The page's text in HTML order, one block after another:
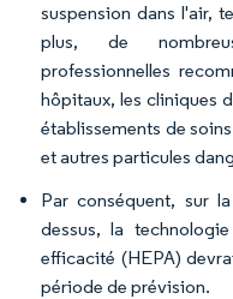
suspension dans l'air,
plus, de
professionnelles
hôpitaux, les cliniques
établissements de
et autres particules
Par conséquent, sur
dessus, la
efficacité (HEPA)
période de prévision.